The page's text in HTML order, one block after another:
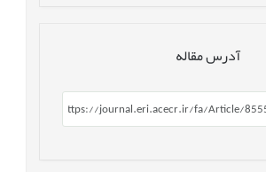
آدرس مقاله